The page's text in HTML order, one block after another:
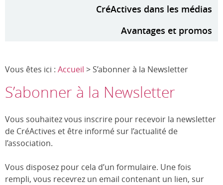
CréActives dans les médias
Avantages et promos
Vous êtes ici : Accueil > S’abonner à la Newsletter
S’abonner à la Newsletter
Vous souhaitez vous inscrire pour recevoir la newsletter
de CréActives et être informé sur l’actualité de
l’association.
Vous disposez pour cela d’un formulaire. Une fois
rempli, vous recevrez un email contenant un lien, sur